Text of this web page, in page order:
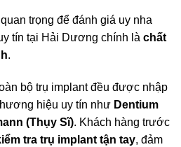
trọng để đánh giá uy nha
tín tại Hải Dương chính là chất
.
bộ trụ implant đều được nhập
hiệu uy tín như Dentium
(Thụy Sĩ). Khách hàng trước
tra trụ implant tận tay, đảm